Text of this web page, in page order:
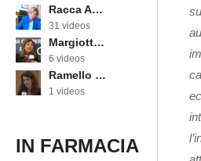
Racca Annarosa
31 videos
Margiotta Angela
6 videos
Ramello Cinzia
1 videos
IN FARMACIA